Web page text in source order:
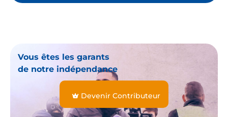
Vous êtes les garants
de notre indépendance
Devenir Contributeur